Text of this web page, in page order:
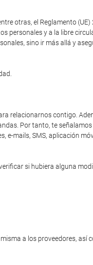
otras, el Reglamento
personales y a la libre
sino ir más allá y
relacionarnos contigo.
Por tanto, te
e-mails, SMS, aplicación
si hubiera alguna
a los proveedores, así